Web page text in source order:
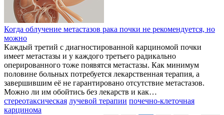
Когда облучение метастазов рака почки не рекомендуется, но
можно
Каждый третий с диагностированной карциномой почки
имеет метастазы и у каждого третьего радикально
оперированного тоже появятся метастазы. Как минимум
половине больных потребуется лекарственная терапия, а
завершившим её не гарантировано отсутствие метастазов.
Можно ли им обойтись без лекарств и как…
стереотаксическая лучевой терапии почечно-клеточная
карцинома